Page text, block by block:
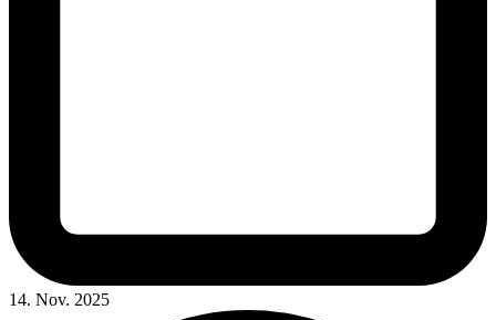
14. Nov. 2025